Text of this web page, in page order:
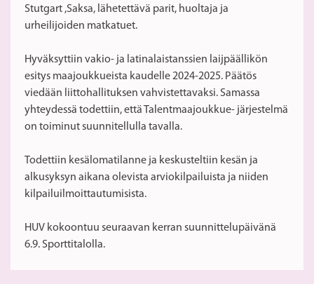
Stutgart ,Saksa, lähetettävä parit, huoltaja ja
urheilijoiden matkatuet.
Hyväksyttiin vakio- ja latinalaistanssien laijpäällikön
esitys maajoukkueista kaudelle 2024-2025. Päätös
viedään liittohallituksen vahvistettavaksi. Samassa
yhteydessä todettiin, että Talentmaajoukkue- järjestelmä
on toiminut suunnitellulla tavalla.
Todettiin kesälomatilanne ja keskusteltiin kesän ja
alkusyksyn aikana olevista arviokilpailuista ja niiden
kilpailuilmoittautumisista.
HUV kokoontuu seuraavan kerran suunnittelupäivänä
6.9. Sporttitalolla.